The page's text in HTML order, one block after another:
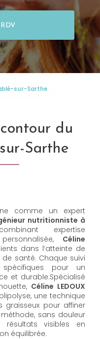
sur-Sarthe
du
Sarthe
comme un expert
nutritionniste à
expertise
Céline
dans l’atteinte de
santé. Chaque suivi
pour un
et durable.Spécialisé
Céline LEDOUX
une technique
graisseux pour affiner
sans douleur
visibles en
équilibrée.